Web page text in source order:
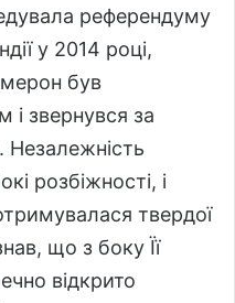
референдуму
у 2014 році,
був
і звернувся за
розбіжності, і
твердої
що з боку Її
відкрито